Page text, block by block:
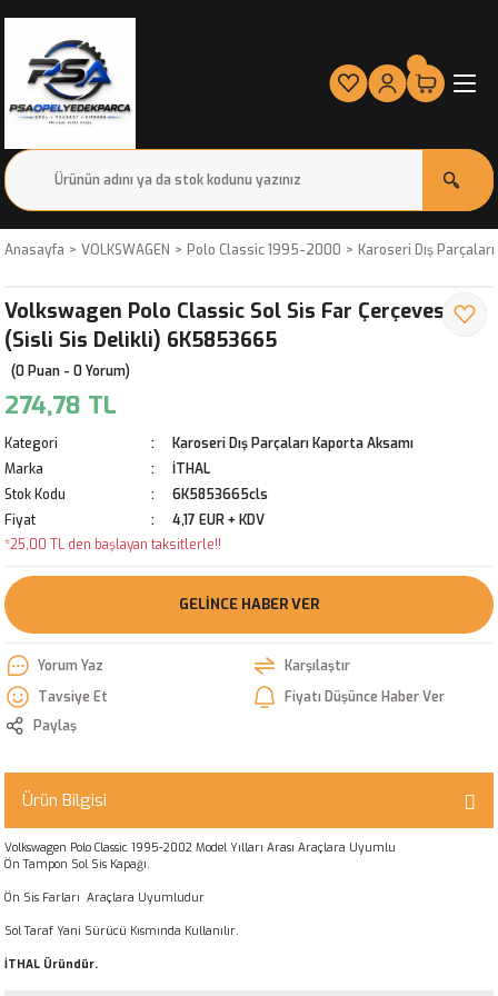
Anasayfa VOLKSWAGEN Polo Classic 1995-2000 Karoseri Dış
Volkswagen Polo Classic Sol Sis Far Çerçevesi
(Sisli Sis Delikli) 6K5853665
(0 Puan - 0 Yorum)
274,78 TL
Kategori
Karoseri Dış Parçaları Kaporta Aksamı
Marka
İTHAL
Stok Kodu
6K5853665cls
Fiyat
4,17 EUR + KDV
*25,00 TL den başlayan taksitlerle!!
GELINCE HABER VER
Yorum Yaz
Karşılaştır
Tavsiye Et
Fiyatı Düşünce Haber Ver
Paylaş
Ürün Bilgisi
Volkswagen Polo Classic 1995-2002 Model Yılları Arası Araçlara Uyumlu
Ön Tampon Sol Sis Kapağı.
Ön Sis Farları Araçlara Uyumludur
Sol Taraf Yani Sürücü Kısmında Kullanılır.
İTHAL Üründür.